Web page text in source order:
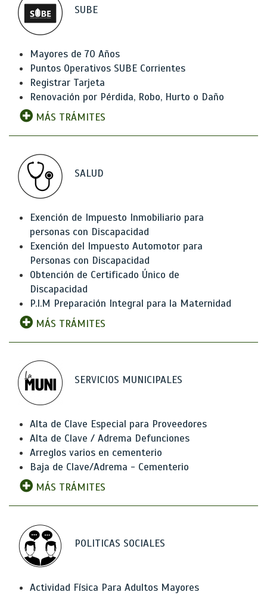
SUBE
Mayores de 70 Años
Puntos Operativos SUBE Corrientes
Registrar Tarjeta
Renovación por Pérdida, Robo, Hurto o Daño
MÁS TRÁMITES
SALUD
Exención de Impuesto Inmobiliario para
personas con Discapacidad
Exención del Impuesto Automotor para
Personas con Discapacidad
Obtención de Certificado Único de
Discapacidad
P.I.M Preparación Integral para la Maternidad
MÁS TRÁMITES
SERVICIOS MUNICIPALES
Alta de Clave Especial para Proveedores
Alta de Clave / Adrema Defunciones
Arreglos varios en cementerio
Baja de Clave/Adrema - Cementerio
MÁS TRÁMITES
POLITICAS SOCIALES
Actividad Física Para Adultos Mayores